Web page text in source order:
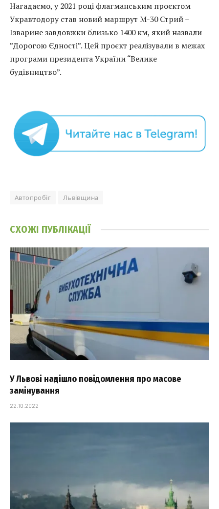
Нагадаємо, у 2021 році флагманським проєктом
Укравтодору став новий маршрут М-30 Стрий –
Ізварине завдовжки близько 1400 км, який назвали
”Дорогою Єдності”. Цей проєкт реалізували в межах
програми президента України “Велике
будівництво”.
Автопробіг Львівщина
СХОЖІ ПУБЛІКАЦІЇ
У Львові надішло повідомлення про масове
замінування
22.10.2022